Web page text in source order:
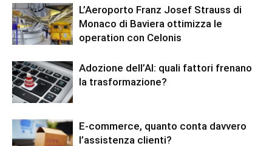
L’Aeroporto Franz Josef Strauss di
Monaco di Baviera ottimizza le
operation con Celonis
Adozione dell’AI: quali fattori frenano
la trasformazione?
E-commerce, quanto conta davvero
l’assistenza clienti?